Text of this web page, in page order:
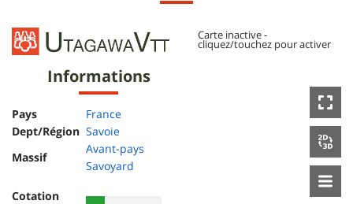
Informations
Pays
France
Dept/Région Savoie
Massif
Avant-pays
Savoyard
Cotation